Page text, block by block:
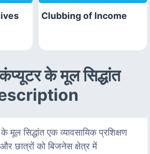
Clubbing of Income
के मूल सिद्धांत
मूल सिद्धांत एक व्यावसायिक प्रशिक्षण
छात्रों को बिजनेस क्षेत्र में